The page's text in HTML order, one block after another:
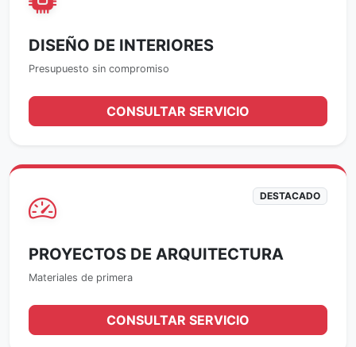
DISEÑO DE INTERIORES
Presupuesto sin compromiso
CONSULTAR SERVICIO
DESTACADO
PROYECTOS DE ARQUITECTURA
Materiales de primera
CONSULTAR SERVICIO